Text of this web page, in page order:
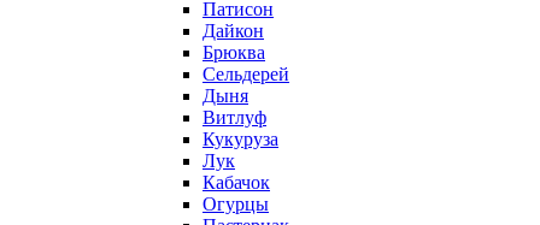
Патисон
Дайкон
Брюква
Сельдерей
Дыня
Витлуф
Кукуруза
Лук
Кабачок
Огурцы